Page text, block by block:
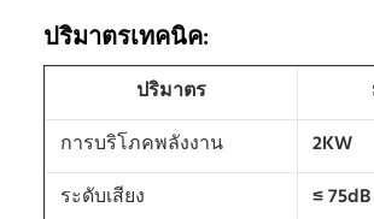
ปริมาตรเทคนิค:
ปริมาตร
การบริโภคพลังงาน
2KW
ระดับเสียง
≤ 75dB